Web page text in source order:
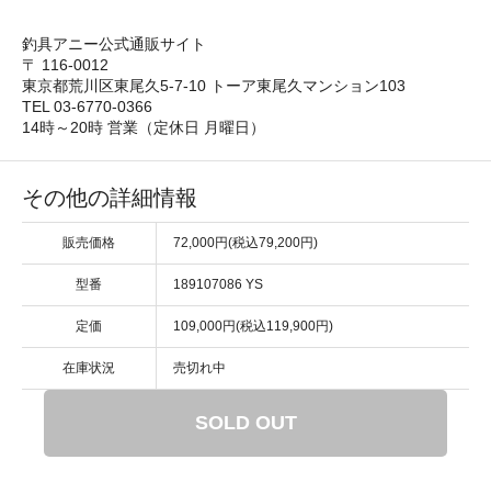
釣具アニー公式通販サイト
〒 116-0012
東京都荒川区東尾久5-7-10 トーア東尾久マンション103
TEL 03-6770-0366
14時～20時 営業（定休日 月曜日）
その他の詳細情報
販売価格 72,000円(税込79,200円)
型番 189107086 YS
定価 109,000円(税込119,900円)
在庫状況 売切れ中
SOLD OUT